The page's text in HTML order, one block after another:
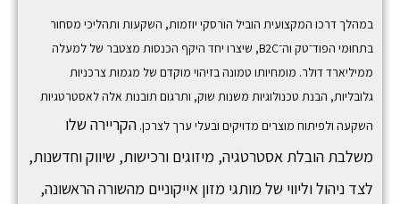
במהלך דרכו המקצועית הוביל הורסקי יוזמות, השקעות ותהליכי מסחור
בתחומי הפוד־טק וה־B2C, שיצרו יחד היקף הכנסות מצטבר של למעלה
ממיליארד דולר. מומחיותו טמונה בזיהוי מוקדם של מגמות צרכניות
גלובליות, הבנת טכנולוגיות משנות שוק, ותרגום תובנות אלה לאסטרטגיות
השקעה ולפיתוח מוצרים מדויקים ובעלי ערך לצרכן. הקריירה שלו
משלבת הובלת אסטרטגיה, מיזוגים ורכישות, שיווק וחדשנות,
לצד ניהול וליווי של מותגי מזון אייקוניים מהשורה הראשונה,